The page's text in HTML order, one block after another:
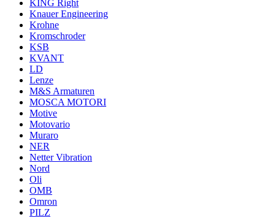
KING Right
Knauer Engineering
Krohne
Kromschroder
KSB
KVANT
LD
Lenze
M&S Armaturen
MOSCA MOTORI
Motive
Motovario
Muraro
NER
Netter Vibration
Nord
Oli
OMB
Omron
PILZ